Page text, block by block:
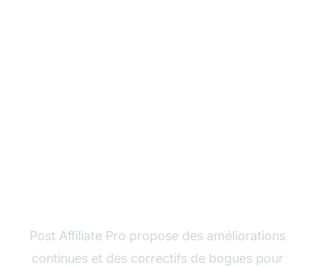
Post Affiliate Pro propose des améliorations
continues et des correctifs de bogues pour